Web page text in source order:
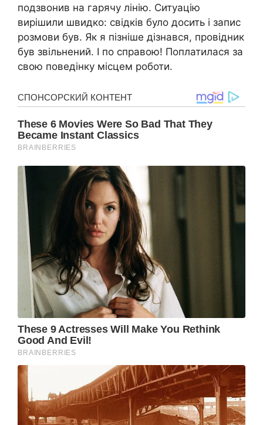
подзвонив на гарячу лінію. Ситуацію
вирішили швидко: свідків було досить і запис
розмови був. Як я пізніше дізнався, провідник
був звільнений. І по справою! Поплатилася за
свою поведінку місцем роботи.